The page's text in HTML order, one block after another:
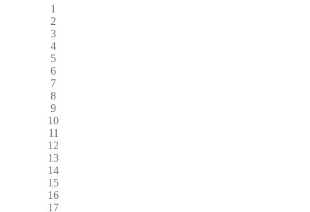
1
2
3
4
5
6
7
8
9
10
11
12
13
14
15
16
17